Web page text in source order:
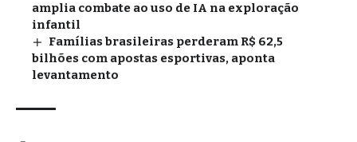
amplia combate ao uso de IA na exploração
infantil
Famílias brasileiras perderam R$ 62,5
bilhões com apostas esportivas, aponta
levantamento